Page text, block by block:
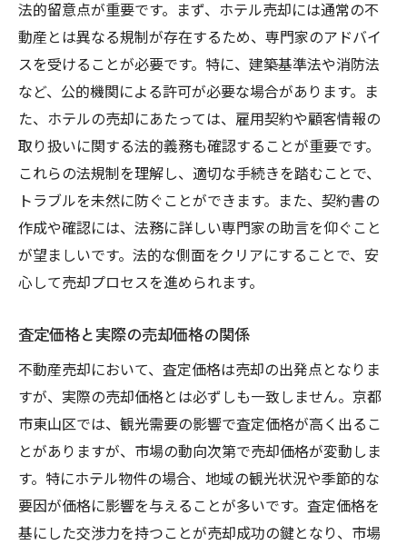
売却完了までのコミュニケーション戦略
投資家にとっての京都市東山区での不動産売却
の魅力
東山区の不動産価値を引き出す方法
投資家目線で見る売却のメリット
観光地の中での市場競争力の強み
売却がもたらす投資ポートフォリオの最適
化
将来性を見据えた投資判断のポイント
地元投資家とのコネクション構築
ホテル売却成功の鍵
観光地としてのブランディング戦略
地元文化を活用したホテルの価値の高め方
観光客の動向を分析した売却戦略
地域資源を活かした顧客ターゲティング
観光シーズンを見据えた売却のタイミング
地域との協力体制構築による相乗効果
法的留意点が重要です。まず、ホテル売却には通常の不
動産とは異なる規制が存在するため、専門家のアドバイ
スを受けることが必要です。特に、建築基準法や消防法
など、公的機関による許可が必要な場合があります。ま
た、ホテルの売却にあたっては、雇用契約や顧客情報の
取り扱いに関する法的義務も確認することが重要です。
これらの法規制を理解し、適切な手続きを踏むことで、
トラブルを未然に防ぐことができます。また、契約書の
作成や確認には、法務に詳しい専門家の助言を仰ぐこと
が望ましいです。法的な側面をクリアにすることで、安
心して売却プロセスを進められます。
査定価格と実際の売却価格の関係
不動産売却において、査定価格は売却の出発点となりま
すが、実際の売却価格とは必ずしも一致しません。京都
市東山区では、観光需要の影響で査定価格が高く出るこ
とがありますが、市場の動向次第で売却価格が変動しま
す。特にホテル物件の場合、地域の観光状況や季節的な
要因が価格に影響を与えることが多いです。査定価格を
基にした交渉力を持つことが売却成功の鍵となり、市場